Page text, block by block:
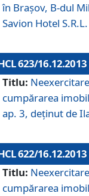
în Braşov, B-dul
Savion Hotel S.R.L.
623/16.12.2013
Titlu:
cumpărarea
ap. 3, deţinut de
622/16.12.2013
Titlu:
cumpărarea